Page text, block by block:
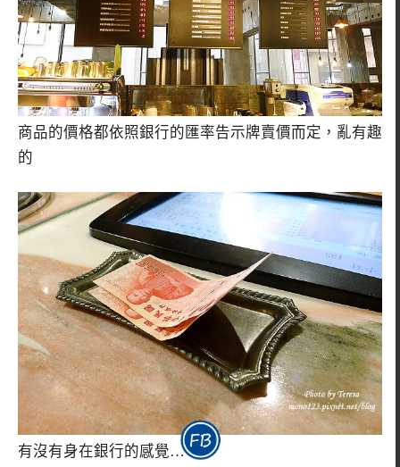
商品的價格都依照銀行的匯率告示牌賣價而定，亂有趣
的
有沒有身在銀行的感覺…